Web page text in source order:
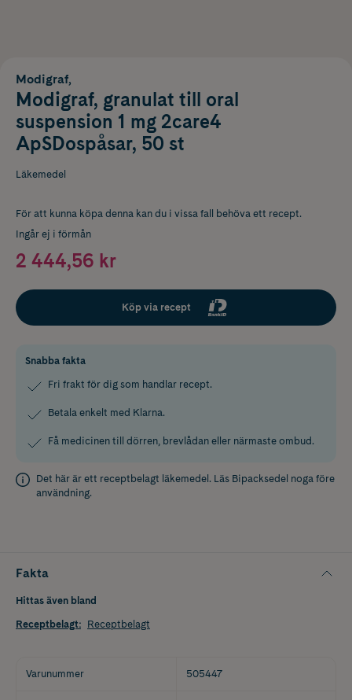
Modigraf,
Modigraf, granulat till oral
suspension 1 mg 2care4
ApSDospåsar, 50 st
Läkemedel
För att kunna köpa denna kan du i vissa fall behöva ett recept.
Ingår ej i förmån
2 444,56 kr
Köp via recept
Snabba fakta
Fri frakt för dig som handlar recept.
Betala enkelt med Klarna.
Få medicinen till dörren, brevlådan eller närmaste ombud.
Det här är ett receptbelagt läkemedel. Läs Bipacksedel noga före
användning.
Fakta
Hittas även bland
Receptbelagt: Receptbelagt
Varunummer 505447